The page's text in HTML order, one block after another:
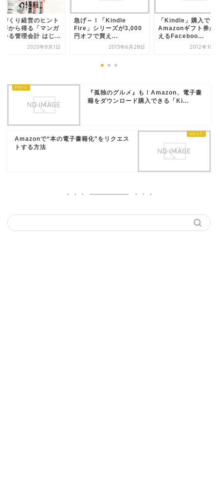
づくり経営のヒント
字から得る「マンガ
かる管理会計 はじ...
2020年8月1日
急げ～！「Kindle
Fire」シリーズが3,000
円オフで買え...
2013年6月28日
「Kindle」購入で
Amazonギフト券が
えるFaceboo...
2012年10
『孤独のグルメ』も！Amazon、電子書
籍をダウンロード購入できる「Ki...
Amazonで“本の電子書籍化”をリクエス
トする方法